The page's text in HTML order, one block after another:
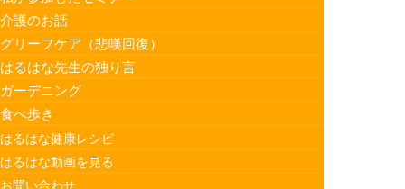
介護のお話
グリーフケア（悲嘆回復）
はるはな先生の独り言
ガーデニング
食べ歩き
はるはな健康レシピ
はるはな動画を見る
お問い合わせ